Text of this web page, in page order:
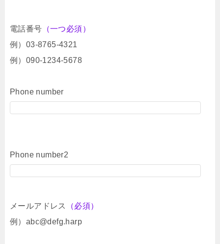
電話番号 （一つ必須）
例）03-8765-4321
例）090-1234-5678
Phone number
Phone number2
メールアドレス
（必須）
例）abc@defg.harp